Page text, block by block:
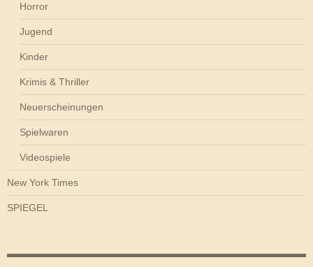
Horror
Jugend
Kinder
Krimis & Thriller
Neuerscheinungen
Spielwaren
Videospiele
New York Times
SPIEGEL